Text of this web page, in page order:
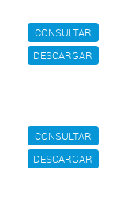
CONSULTAR
DESCARGAR
CONSULTAR
DESCARGAR